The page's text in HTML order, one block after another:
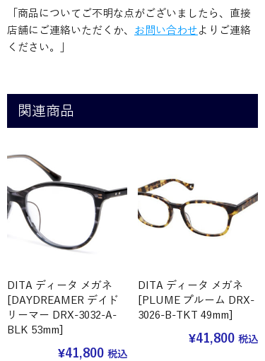
「商品についてご不明な点がございましたら、直接
店舗にご連絡いただくか、 お問い合わせよりご連絡
ください。」
関連商品
DITA ディータ メガネ
[DAYDREAMER デイド
リーマー DRX-3032-A-
BLK 53mm]
¥41,800 税込
DITA ディータ メガネ
[PLUME プルーム DRX-
3026-B-TKT 49mm]
¥41,800 税込